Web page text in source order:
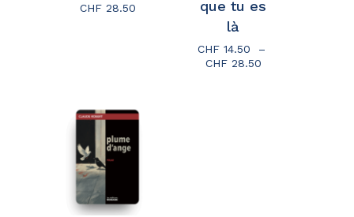
CHF28.50
que tu es
là
CHF14.50
–
CHF28.50Plage